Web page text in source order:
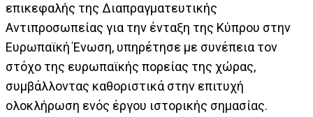
επικεφαλής της Διαπραγματευτικής
Αντιπροσωπείας για την ένταξη της Κύπρου στην
Ευρωπαϊκή Ένωση, υπηρέτησε με συνέπεια τον
στόχο της ευρωπαϊκής πορείας της χώρας,
συμβάλλοντας καθοριστικά στην επιτυχή
ολοκλήρωση ενός έργου ιστορικής σημασίας.